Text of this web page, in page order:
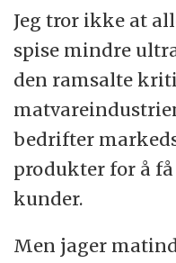
denne kjeksen er
er stoff som
ene laget av
soya.
Den siste
oreokjeksen er
som er brukt,
Jeg tror ikke at
spise mindre
den ramsalte
bedrifter
produkter for å
kunder.
Men jager